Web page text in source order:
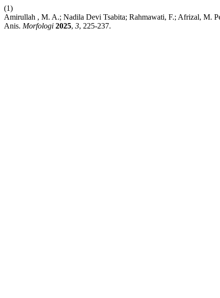
(1)
Amirullah , M. A.; Nadila Devi Tsabita; Rahmawati, F.; Afrizal, M.
Anis. Morfologi 2025, 3, 225-237.